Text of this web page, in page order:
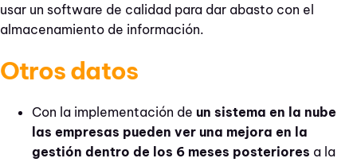
usar un software de calidad para dar abasto con el
almacenamiento de información.
Otros datos
Con la implementación de un sistema en la nube
las empresas pueden ver una mejora en la
gestión dentro de los 6 meses posteriores a la